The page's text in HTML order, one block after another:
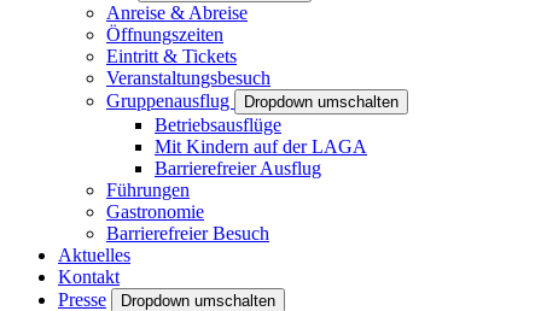
Anreise & Abreise
Öffnungszeiten
Eintritt & Tickets
Veranstaltungsbesuch
Gruppenausflug
Dropdown umschalten
Betriebsausflüge
Mit Kindern auf der LAGA
Barrierefreier Ausflug
Führungen
Gastronomie
Barrierefreier Besuch
Aktuelles
Kontakt
Presse
Dropdown umschalten